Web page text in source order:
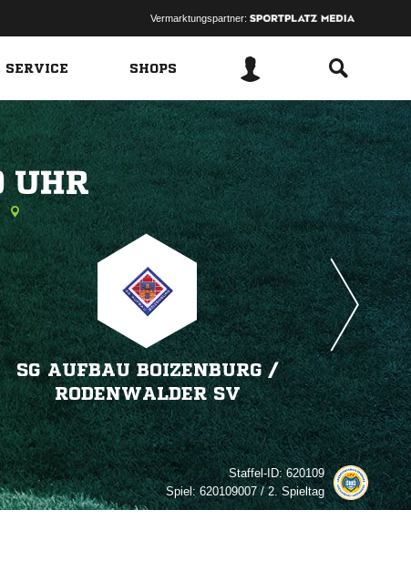
Vermarktungspartner:
SHOPS

SG AUFBAU BOIZENBURG /​
RODENWALDER SV
Staffel-ID:620109
Spiel:620109007 / 2. Spieltag